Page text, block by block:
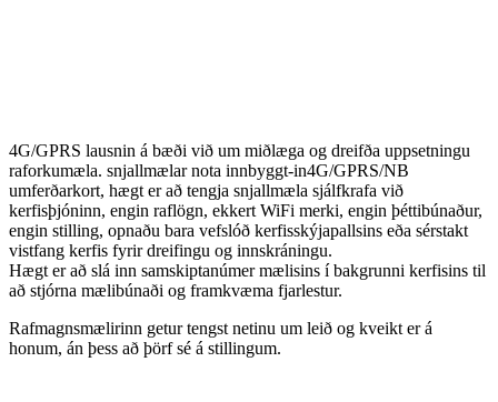
4G/GPRS lausnin á bæði við um miðlæga og dreifða uppsetningu
raforkumæla. snjallmælar nota innbyggt-in4G/GPRS/NB
umferðarkort, hægt er að tengja snjallmæla sjálfkrafa við
kerfisþjóninn, engin raflögn, ekkert WiFi merki, engin þéttibúnaður,
engin stilling, opnaðu bara vefslóð kerfisskýjapallsins eða sérstakt
vistfang kerfis fyrir dreifingu og innskráningu.
Hægt er að slá inn samskiptanúmer mælisins í bakgrunni kerfisins til
að stjórna mælibúnaði og framkvæma fjarlestur.
Rafmagnsmælirinn getur tengst netinu um leið og kveikt er á
honum, án þess að þörf sé á stillingum.